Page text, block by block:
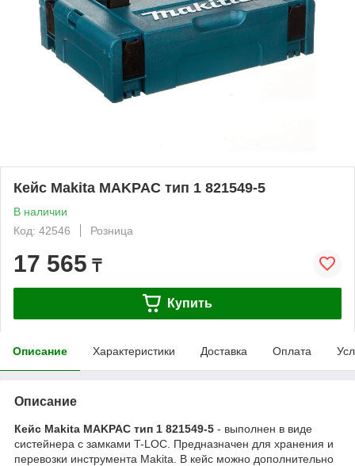
Кейс Makita MAKPAC тип 1 821549-5
В наличии
Код: 42546
Розница
17 565 ₸
Купить
Описание Характеристики Доставка Оплата
Описание
Кейс Makita MAKPAC тип 1 821549-5 - выполнен в виде
систейнера с замками T-LOC. Предназначен для хранения и
перевозки инструмента Makita. В кейс можно дополнительно